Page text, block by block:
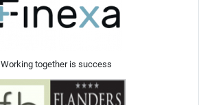
Working together is success